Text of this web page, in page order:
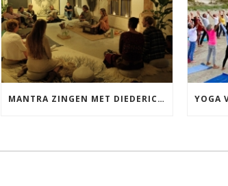
MANTRA ZINGEN MET DIEDERICK IN LEEUWARDEN VRIJDAG 12 JUNI KIRTAN